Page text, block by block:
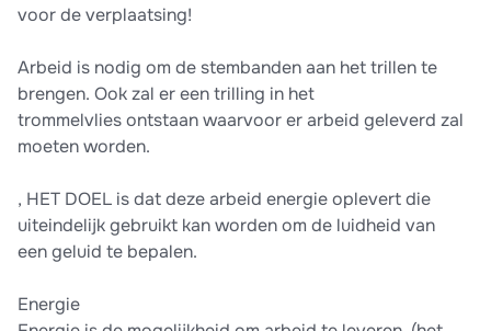
voor de verplaatsing!
Arbeid is nodig om de stembanden aan het trillen te
brengen. Ook zal er een trilling in het
trommelvlies ontstaan waarvoor er arbeid geleverd zal
moeten worden.
, HET DOEL is dat deze arbeid energie oplevert die
uiteindelijk gebruikt kan worden om de luidheid van
een geluid te bepalen.
Energie